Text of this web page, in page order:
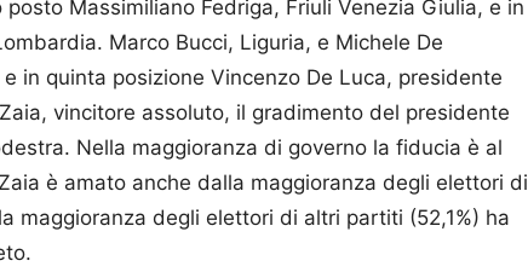
Massimiliano Fedriga, Friuli Venezia Giulia, e in
Marco Bucci, Liguria, e Michele De
in quinta posizione Vincenzo De Luca, presidente
vincitore assoluto, il gradimento del presidente
Nella maggioranza di governo la fiducia è al
è amato anche dalla maggioranza degli elettori di
maggioranza degli elettori di altri partiti (52,1%) ha